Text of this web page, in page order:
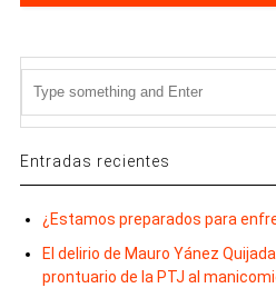
Entradas recientes
¿Estamos preparados para
El delirio de Mauro Yánez
prontuario de la PTJ al